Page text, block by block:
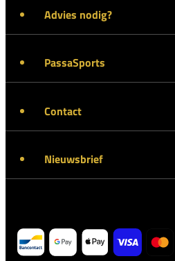
Advies nodig?
PassaSports
Contact
Nieuwsbrief